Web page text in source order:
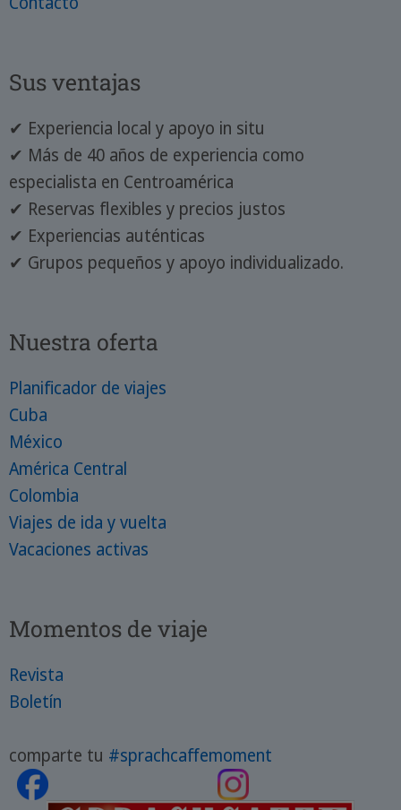
Sus ventajas
✔ Experiencia local y apoyo in situ
✔ Más de 40 años de experiencia como
especialista en Centroamérica
✔ Reservas flexibles y precios justos
✔ Experiencias auténticas
✔ Grupos pequeños y apoyo individualizado.
Nuestra oferta
Planificador de viajes
Cuba
México
América Central
Colombia
Viajes de ida y vuelta
Vacaciones activas
Momentos de viaje
Revista
Boletín
comparte tu #sprachcaffemoment